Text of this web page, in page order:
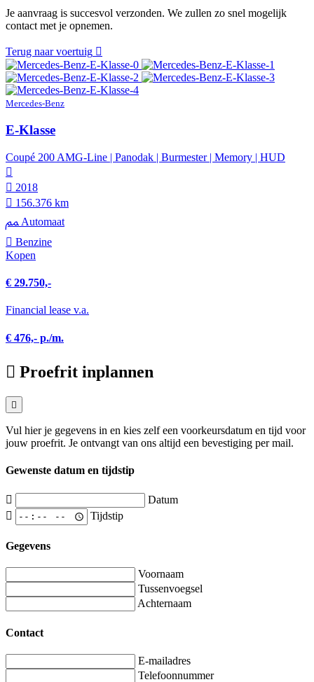
Je aanvraag is succesvol verzonden. We zullen zo snel mogelijk
contact met je opnemen.
Terug naar voertuig
Mercedes-Benz
E-Klasse
Coupé 200 AMG-Line | Panodak | Burmester | Memory | HUD
2018
156.376 km
Automaat
Benzine
Kopen
€ 29.750,-
Financial lease v.a.
€ 476,- p./m.
Proefrit inplannen
Vul hier je gegevens in en kies zelf een voorkeursdatum en tijd voor
jouw proefrit. Je ontvangt van ons altijd een bevestiging per mail.
Gewenste datum en tijdstip
Datum
Tijdstip
Gegevens
Voornaam
Tussenvoegsel
Achternaam
Contact
E-mailadres
Telefoonnummer